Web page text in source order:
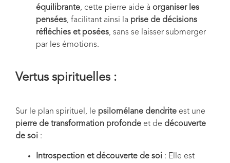
équilibrante, cette pierre aide à organiser les
pensées, facilitant ainsi la prise de décisions
réfléchies et posées, sans se laisser submerger
par les émotions.
Vertus spirituelles :
Sur le plan spirituel, le psilomélane dendrite est une
pierre de transformation profonde et de découverte
de soi :
Introspection et découverte de soi : Elle est